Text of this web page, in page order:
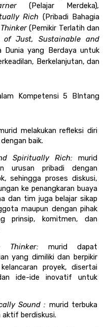
(Pelajar Merdeka),
Rich (Pribadi Bahagia
(Pemikir Terlatih dan
of Just, Sustainable and
Dunia yang Berdaya untuk
Berkelanjutan, dan
Kompetensi 5 BIntang
melakukan refleksi diri
baik.
Spiritually Rich: murid
urusan pribadi dengan
sehingga proses diskusi,
ke penangkaran buaya
dan tim juga belajar sikap
maupun dengan pihak
prinsip, komitmen, dan
Thinker: murid dapat
yang dimiliki dan berpikir
proyek, disertai
ide-ide inovatif untuk
Sound : murid terbuka
aktif berdiskusi.